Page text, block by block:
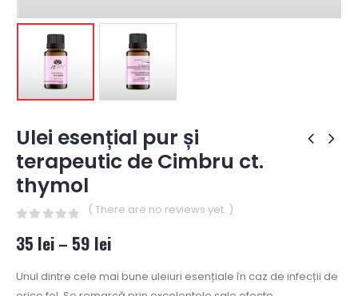
Ulei esențial pur și
terapeutic de Cimbru ct.
thymol
( There are no reviews yet. )
35 lei– 59 lei
Unul dintre cele mai bune uleiuri esențiale în caz de infecții de